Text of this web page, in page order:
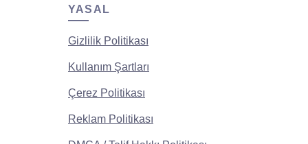
YASAL
Gizlilik Politikası
Kullanım Şartları
Çerez Politikası
Reklam Politikası